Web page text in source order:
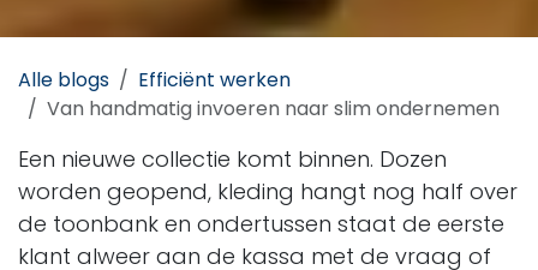
Alle blogs
Efficiënt werken
Van handmatig invoeren naar slim ondernemen
Een nieuwe collectie komt binnen. Dozen
worden geopend, kleding hangt nog half over
de toonbank en ondertussen staat de eerste
klant alweer aan de kassa met de vraag of